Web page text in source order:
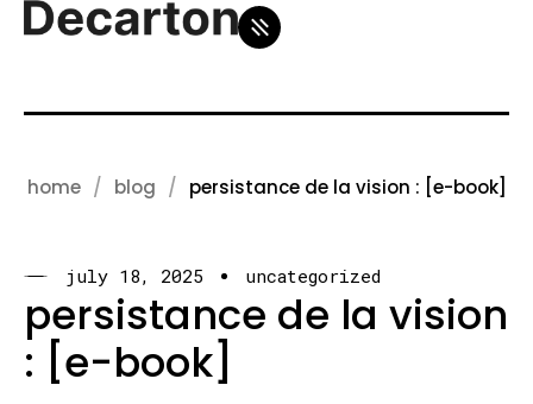
home blog persistance de la vision : [e-book]
july 18, 2025 uncategorized
persistance de la vision
: [e-book]